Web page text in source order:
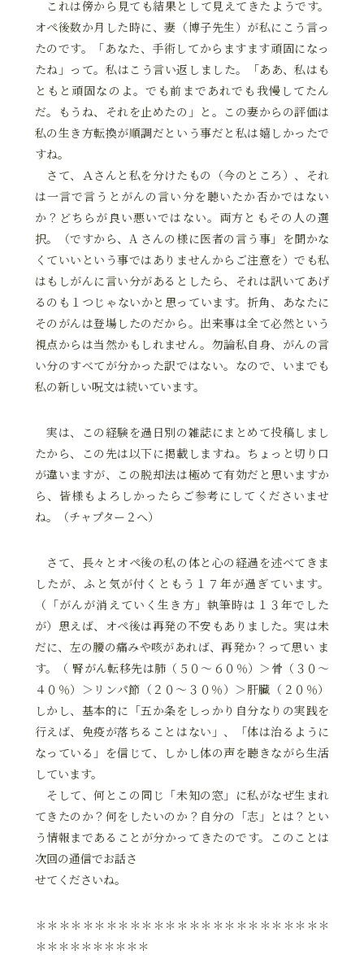
これは傍から見ても結果として見えてきたようです。
オペ後数か月した時に、妻（博子先生）が私にこう言っ
たのです。「あなた、手術してからますます頑固になっ
たね」って。私はこう言い返しました。「ああ、私はも
ともと頑固なのよ。でも前まであれでも我慢してたん
だ。もうね、それを止めたの」と。この妻からの評価は
私の生き方転換が順調だという事だと私は嬉しかったで
すね。
さて、Ａさんと私を分けたもの（今のところ）、それ
は一言で言うとがんの言い分を聴いたか否かではない
か？どちらが良い悪いではない。両方ともその人の選
択。（ですから、A さんの様に医者の言う事」を聞かな
くていいという事ではありませんからご注意を）でも私
はもしがんに言い分があるとしたら、それは訊いてあげ
るのも１つじゃないかと思っています。折角、あなたに
そのがんは登場したのだから。出来事は全て必然という
視点からは当然かもしれません。勿論私自身、がんの言
い分のすべてが分かった訳ではない。なので、いまでも
私の新しい呪文は続いています。
実は、この経験を過日別の雑誌にまとめて投稿しまし
たから、この先は以下に掲載しますね。ちょっと切り口
が違いますが、この脱却法は極めて有効だと思いますか
ら、皆様もよろしかったらご参考にしてくださいませ
ね。（チャプター２へ）
さて、長々とオペ後の私の体と心の経過を述べてきま
したが、ふと気が付くともう１７年が過ぎています。
（「がんが消えていく生き方」執筆時は１３年でした
が）思えば、オペ後は再発の不安もありました。実は未
だに、左の腰の痛みや咳があれば、再発か？って思い ま
す。（ 腎がん転移先は肺（５０～６０％）＞骨（３０～
４０％）＞リンパ節（２０～３０％）＞肝臓（２０％）
しかし、基本的に「五か条をしっかり自分なりの実践を
行えば、免疫が落ちることはない」、「体は治るように
なっている」を信じて、しかし体の声を聴きながら生活
しています。
そして、何とこの同じ「未知の窓」に私がなぜ生まれ
てきたのか？何をしたいのか？自分の「志」とは？とい
う情報まであることが分かってきたのです。このことは
次回の通信でお話さ
せてくださいね。
＊＊＊＊＊＊＊＊＊＊＊＊＊＊＊＊＊＊＊＊＊＊＊＊＊
＊＊＊＊＊＊＊＊＊＊